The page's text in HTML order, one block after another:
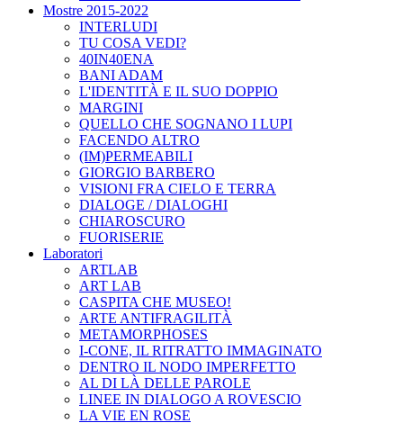
Mostre 2015-2022
INTERLUDI
TU COSA VEDI?
40IN40ENA
BANI ADAM
L'IDENTITÀ E IL SUO DOPPIO
MARGINI
QUELLO CHE SOGNANO I LUPI
FACENDO ALTRO
(IM)PERMEABILI
GIORGIO BARBERO
VISIONI FRA CIELO E TERRA
DIALOGE / DIALOGHI
CHIAROSCURO
FUORISERIE
Laboratori
ARTLAB
ART LAB
CASPITA CHE MUSEO!
ARTE ANTIFRAGILITÀ
METAMORPHOSES
I-CONE, IL RITRATTO IMMAGINATO
DENTRO IL NODO IMPERFETTO
AL DI LÀ DELLE PAROLE
LINEE IN DIALOGO A ROVESCIO
LA VIE EN ROSE